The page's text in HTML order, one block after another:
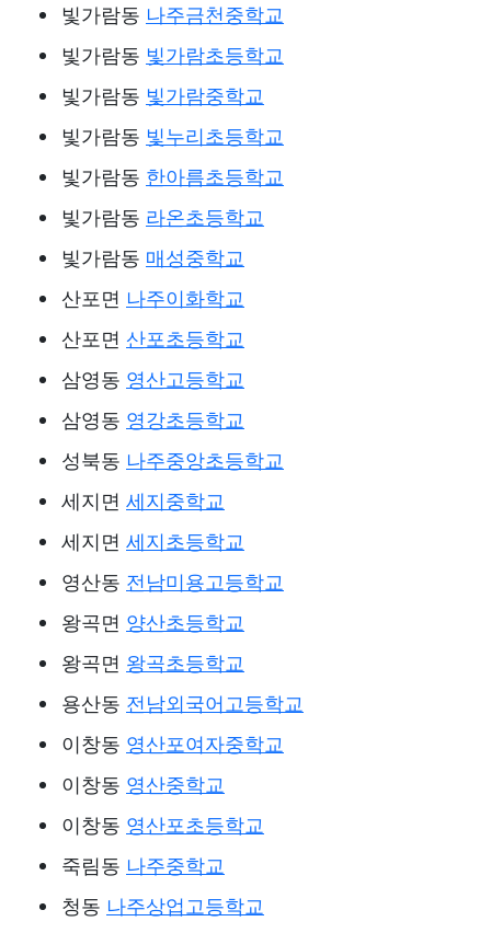
빛가람동 나주금천중학교
빛가람동 빛가람초등학교
빛가람동 빛가람중학교
빛가람동 빛누리초등학교
빛가람동 한아름초등학교
빛가람동 라온초등학교
빛가람동 매성중학교
산포면 나주이화학교
산포면 산포초등학교
삼영동 영산고등학교
삼영동 영강초등학교
성북동 나주중앙초등학교
세지면 세지중학교
세지면 세지초등학교
영산동 전남미용고등학교
왕곡면 양산초등학교
왕곡면 왕곡초등학교
용산동 전남외국어고등학교
이창동 영산포여자중학교
이창동 영산중학교
이창동 영산포초등학교
죽림동 나주중학교
청동 나주상업고등학교